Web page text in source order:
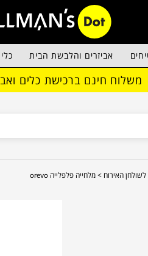
אביזרים והלבשת הבית
משלוח חינם ברכישת כלים
לשולחן האירוח > מלחייה פלפלייה orevo